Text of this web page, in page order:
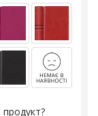
продукт?